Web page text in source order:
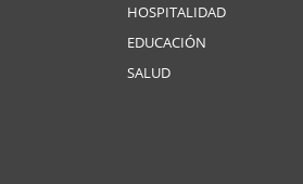
HOSPITALIDAD
EDUCACIÓN
SALUD